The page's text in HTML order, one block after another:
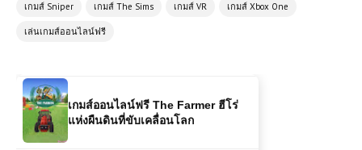
เกมส์ Sniper เกมส์ The Sims เกมส์ VR เกมส์ Xbox One
เล่นเกมส์ออนไลน์ฟรี
เกมแข่งรถความเร็วสูงที่คุณไม่ควร
เกมส์ออนไลน์ฟรี The Farmer ฮีโร่
แห่งผืนดินที่ขับเคลื่อนโลก